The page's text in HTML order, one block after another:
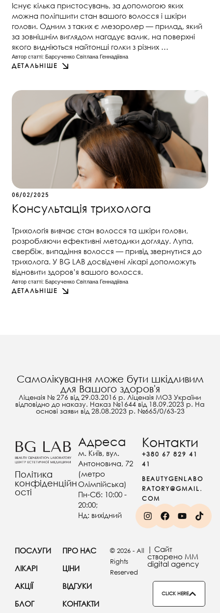
CLICK HERE
Існує кілька пристосувань, за допомогою яких
можна поліпшити стан вашого волосся і шкіри
голови. Одним з таких є мезоролер — прилад, який
за зовнішнім виглядом нагадує валик, на поверхні
якого видніються найтонші голки з різних …
Автор статті: Барсученко Світлана Геннадіївна
ДЕТАЛЬНІШЕ
06/02/2025
Консультація трихолога
Трихологія вивчає стан волосся та шкіри голови,
розробляючи ефективні методики догляду. Лупа,
свербіж, випадіння волосся — привід звернутися до
трихолога. У BG LAB досвідчені лікарі допоможуть
відновити здоров’я вашого волосся.
Автор статті: Барсученко Світлана Геннадіївна
ДЕТАЛЬНІШЕ
Самолікування може бути шкідливим
для Вашого здоров'я
Ліцензія № 276 від 29.03.2016 р. Ліцензія МОЗ України
відповідно до наказу. Наказ №1644 від 18.09.2023 р. На
основі заяви від 28.08.2023 р. №665/0/63-23
Політика
конфіденційн
ості
Адреса
м. Київ, вул.
Антоновича, 72
(метро
Олімпійська)
Пн-Сб: 10:00 -
20:00;
Нд: вихідний
Контакти
+380 67 829 41
41
BEAUTYGENLABO
RATORY@GMAIL.
COM
ПОСЛУГИ
ПРО НАС
ЛІКАРІ
ЦІНИ
АКЦІЇ
ВІДГУКИ
БЛОГ
КОНТАКТИ
© 2026 - All
Rights
Reserved
| Сайт
створено MM
digital agency